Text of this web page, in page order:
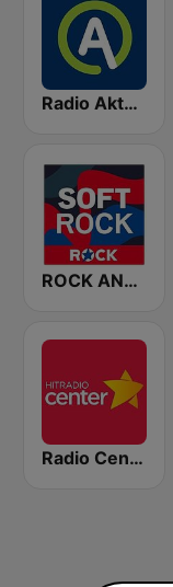
Radio Aktual
ROCK ANTENNE Soft Rock
Radio Center 103.7 FM